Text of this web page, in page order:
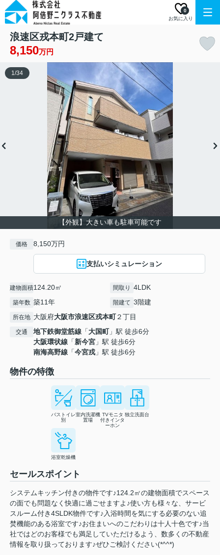
お気に入り
0
浪速区戎本町2戸建て
8,150万円
【外観】大きい車も駐車可能です
1/34
価格 8,150万円
支払いシミュレーション
建物面積124.20㎡ 間取り 4LDK
築年数 築11年 階建て 3階建
所在地 大阪府大阪市浪速区戎本町２丁目
交通 地下鉄御堂筋線 「大国町」駅 徒歩6分
大阪環状線 「新今宮 」駅 徒歩6分
南海高野線 「今宮戎 」駅 徒歩6分
物件の特徴
バストイレ
別
室内洗濯機
置場
TVモニタ
付きインタ
ーホン
独立洗面台
浴室乾燥機
セールスポイント
システムキッチン付きの物件です♪124.2㎡の建物面積でスペース
の面でも問題なく快適に過ごせますよ♪使い方も様々な、サービ
スルーム付き4SLDK物件です♪入浴時間を気にする必要のない追
焚機能のある浴室です♪お住まいへのこだわりは十人十色です♪当
社ではどのお客様でも満足していただけるよう、数多くの不動産
情報を取り扱っております♪ぜひご検討ください(*^^*)